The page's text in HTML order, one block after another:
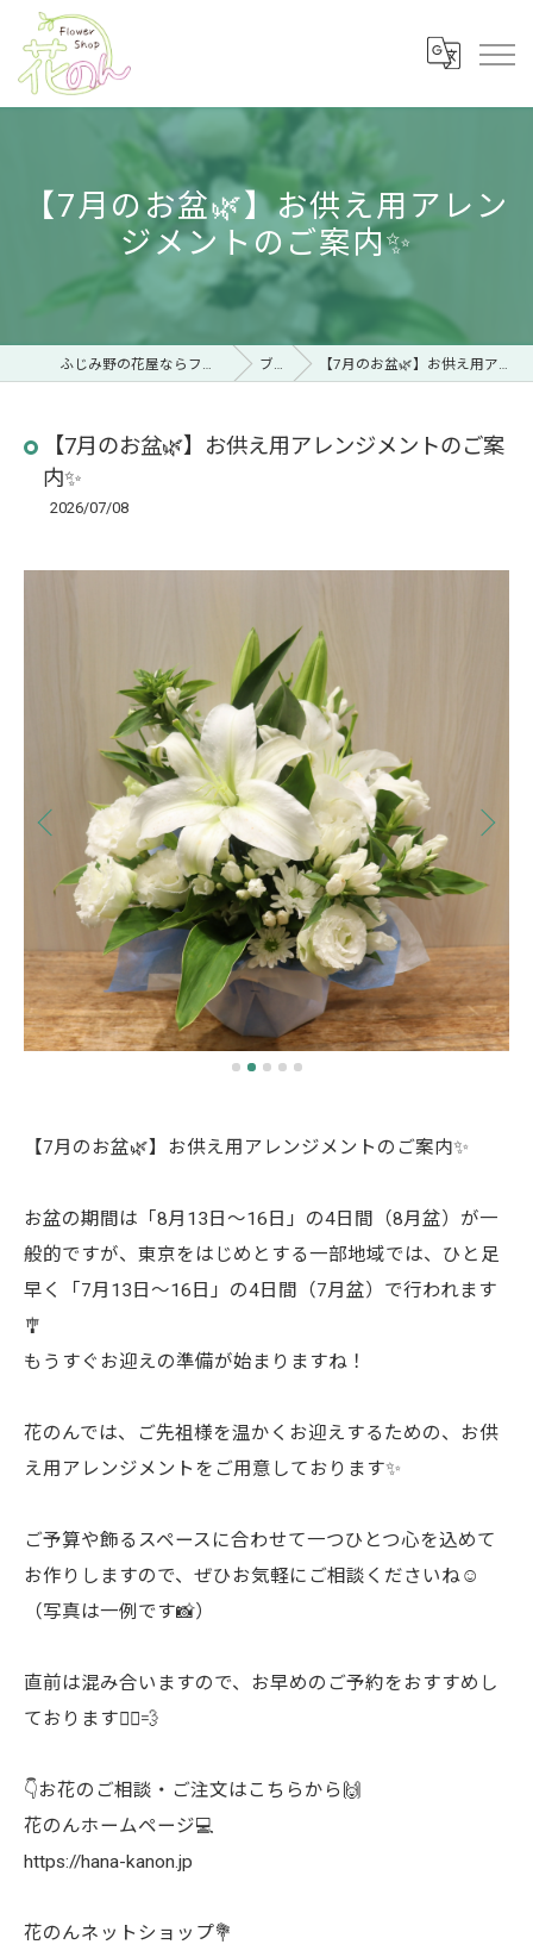
【7月のお盆🌿】お供え用アレン
ジメントのご案内✨
ふじみ野の花屋ならフラワーショップ 花のん ブログ 【7月のお盆🌿】お供え用アレンジメントのご案内✨
【7月のお盆🌿】お供え用アレンジメントのご案
内✨
2026/07/08
【7月のお盆🌿】お供え用アレンジメントのご案内✨
お盆の期間は「8月13日～16日」の4日間（8月盆）が一
般的ですが、東京をはじめとする一部地域では、ひと足
早く「7月13日～16日」の4日間（7月盆）で行われます
🎐
もうすぐお迎えの準備が始まりますね！
花のんでは、ご先祖様を温かくお迎えするための、お供
え用アレンジメントをご用意しております✨
ご予算や飾るスペースに合わせて一つひとつ心を込めて
お作りしますので、ぜひお気軽にご相談くださいね☺️
（写真は一例です📸）
直前は混み合いますので、お早めのご予約をおすすめし
ております🏃‍♀️💨
👇お花のご相談・ご注文はこちらから🙌
花のんホームページ💻
https://hana-kanon.jp
花のんネットショップ💐